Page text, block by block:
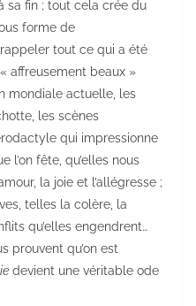
sa fin ; tout cela crée du
forme de
tout ce qui a été
affreusement beaux »
mondiale actuelle, les
les scènes
qui impressionne
l’on fête, qu’elles nous
la joie et l’allégresse ;
telles la colère, la
qu’elles engendrent…
prouvent qu’on est
devient une véritable ode